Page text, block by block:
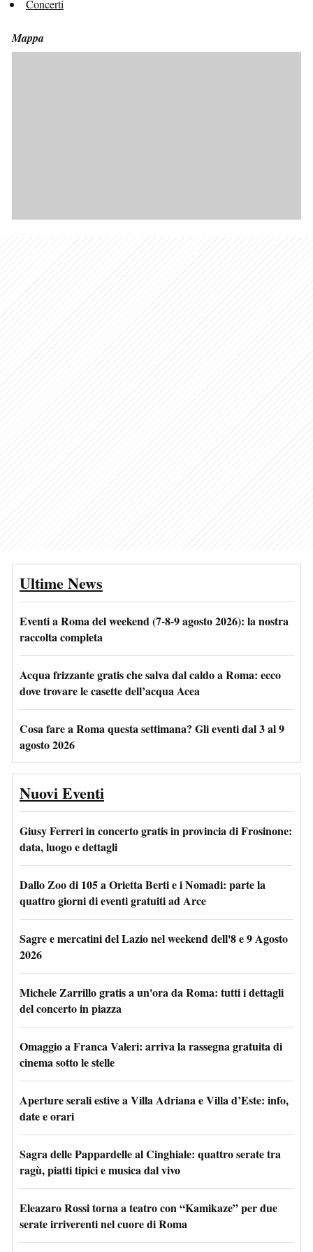
Concerti
Mappa
Ultime News
Eventi a Roma del weekend (7-8-9 agosto 2026): la nostra
raccolta completa
Acqua frizzante gratis che salva dal caldo a Roma: ecco
dove trovare le casette dell’acqua Acea
Cosa fare a Roma questa settimana? Gli eventi dal 3 al 9
agosto 2026
Nuovi Eventi
Giusy Ferreri in concerto gratis in provincia di Frosinone:
data, luogo e dettagli
Dallo Zoo di 105 a Orietta Berti e i Nomadi: parte la
quattro giorni di eventi gratuiti ad Arce
Sagre e mercatini del Lazio nel weekend dell'8 e 9 Agosto
2026
Michele Zarrillo gratis a un'ora da Roma: tutti i dettagli
del concerto in piazza
Omaggio a Franca Valeri: arriva la rassegna gratuita di
cinema sotto le stelle
Aperture serali estive a Villa Adriana e Villa d’Este: info,
date e orari
Sagra delle Pappardelle al Cinghiale: quattro serate tra
ragù, piatti tipici e musica dal vivo
Eleazaro Rossi torna a teatro con “Kamikaze” per due
serate irriverenti nel cuore di Roma